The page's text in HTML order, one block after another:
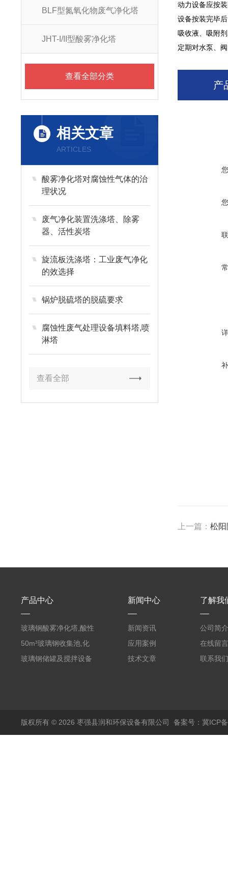
BLF型氮氧化物废气净化塔
JHT-I/II型酸雾净化塔
查看全部分类
相关文章
ARTICLES
酸雾净化塔对腐蚀性气体的治
理状况
废气净化装置洗涤塔、除雾
器、活性炭塔
旋流板洗涤塔：工业废气净化
的效选择
锅炉脱硫塔的脱硫要求
腐蚀性废气处理设备填料塔,喷
淋塔
查看全部
动力设备应按
设备按装完毕
吸收液、吸附
定期对水泵、
产
上一篇：松
产品中心
玻璃钢酸雾净化塔,酸性
废气洗涤塔处理工艺
50m³玻璃钢收集池,化
粪罐
玻璃钢储罐及搅拌设备
新闻中心
新闻资讯
应用案例
技术文章
了解我
公司简介
在线留言
联系我们
版权所有 © 2026 枣强县润和环保设备有限公司 备案号：冀ICP